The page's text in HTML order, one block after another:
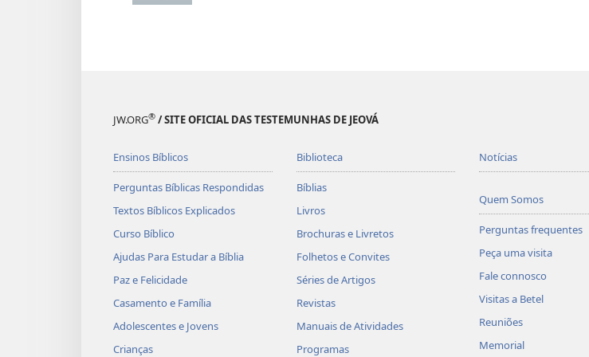
JW.ORG® / SITE OFICIAL DAS TESTEMUNHAS DE JEOVÁ
Ensinos Bíblicos
Perguntas Bíblicas Respondidas
Textos Bíblicos Explicados
Curso Bíblico
Ajudas Para Estudar a Bíblia
Paz e Felicidade
Casamento e Família
Adolescentes e Jovens
Crianças
Biblioteca
Bíblias
Livros
Brochuras e Livretos
Folhetos e Convites
Séries de Artigos
Revistas
Manuais de Atividades
Programas
Notícias
Quem Somos
Perguntas frequentes
Peça uma visita
Fale connosco
Visitas a Betel
Reuniões
Memorial